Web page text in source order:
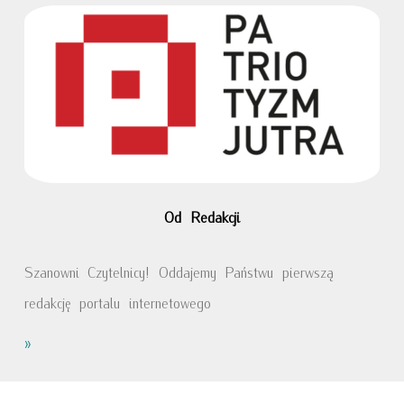
Od Redakcji
Szanowni Czytelnicy! Oddajemy Państwu pierwszą
redakcję portalu internetowego
»